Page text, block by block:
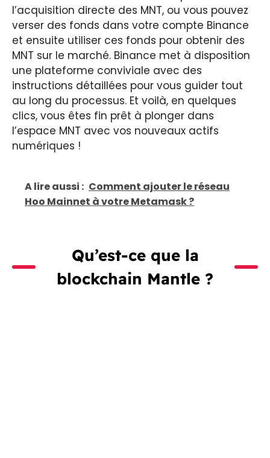
l’acquisition directe des MNT, ou vous pouvez
verser des fonds dans votre compte Binance
et ensuite utiliser ces fonds pour obtenir des
MNT sur le marché. Binance met à disposition
une plateforme conviviale avec des
instructions détaillées pour vous guider tout
au long du processus. Et voilà, en quelques
clics, vous êtes fin prêt à plonger dans
l’espace MNT avec vos nouveaux actifs
numériques !
A lire aussi : Comment ajouter le réseau
Hoo Mainnet à votre Metamask ?
Qu’est-ce que la
blockchain Mantle ?